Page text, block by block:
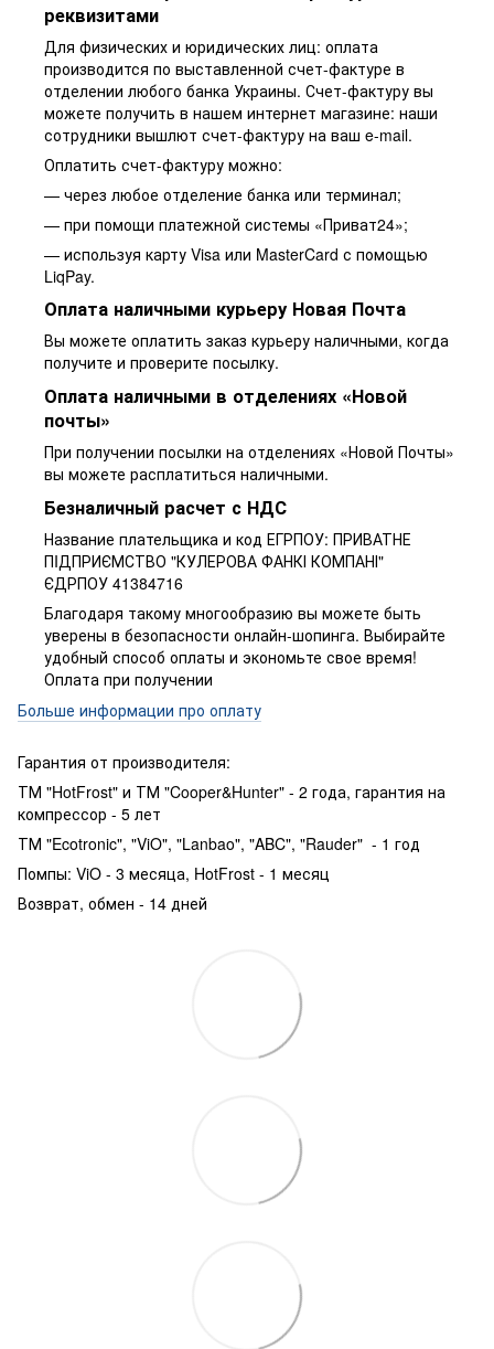
реквизитами
Для физических и юридических лиц: оплата
производится по выставленной счет-фактуре в
отделении любого банка Украины. Счет-фактуру вы
можете получить в нашем интернет магазине: наши
сотрудники вышлют счет-фактуру на ваш e-mail.
Оплатить счет-фактуру можно:
— через любое отделение банка или терминал;
— при помощи платежной системы «Приват24»;
— используя карту Visa или MasterCard с помощью
LiqPay.
Оплата наличными курьеру Новая Почта
Вы можете оплатить заказ курьеру наличными, когда
получите и проверите посылку.
Оплата наличными в отделениях «Новой
почты»
При получении посылки на отделениях «Новой Почты»
вы можете расплатиться наличными.
Безналичный расчет с НДС
Название плательщика и код ЕГРПОУ: ПРИВАТНЕ
ПIДПРИЄМСТВО "КУЛЕРОВА ФАНКІ КОМПАНІ"
ЄДРПОУ 41384716
Благодаря такому многообразию вы можете быть
уверены в безопасности онлайн-шопинга. Выбирайте
удобный способ оплаты и экономьте свое время!
Оплата при получении
Больше информации про оплату
Гарантия от производителя:
ТМ "HotFrost" и ТМ "Cooper&Hunter" - 2 года, гарантия на
компрессор - 5 лет
ТМ "Ecotronic", "ViO", "Lanbao", "ABC", "Rauder" - 1 год
Помпы: ViO - 3 месяца, HotFrost - 1 месяц
Возврат, обмен - 14 дней